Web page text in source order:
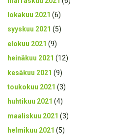
lokakuu 2021 (6)
syyskuu 2021 (5)
elokuu 2021 (9)
heinäkuu 2021 (12)
kesäkuu 2021 (9)
toukokuu 2021 (3)
huhtikuu 2021 (4)
maaliskuu 2021 (3)
helmikuu 2021 (5)